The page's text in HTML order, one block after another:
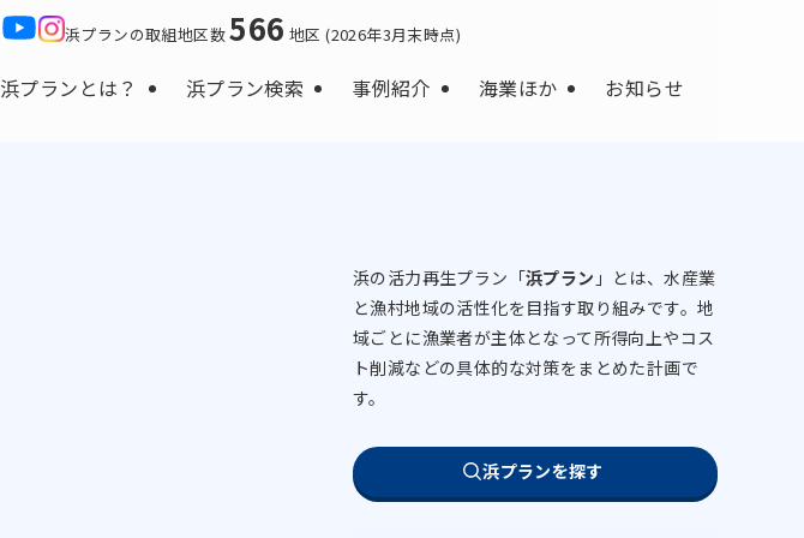
浜プランとは？ 浜プラン検索 事例紹介 海業ほか お知らせ
浜プランの取組地区数566 地区 (2026年3月末時点)
浜の活力再生プラン「浜プラン 」とは、水産業
と漁村地域の活性化を目指す取り組みです。地
域ごとに漁業者が主体となって所得向上やコス
ト削減などの具体的な対策をまとめた計画で
す。
浜プランを探す